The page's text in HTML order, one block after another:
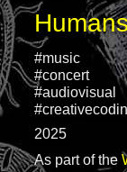
#music
#concert
#audiovisual
2025
As part of the